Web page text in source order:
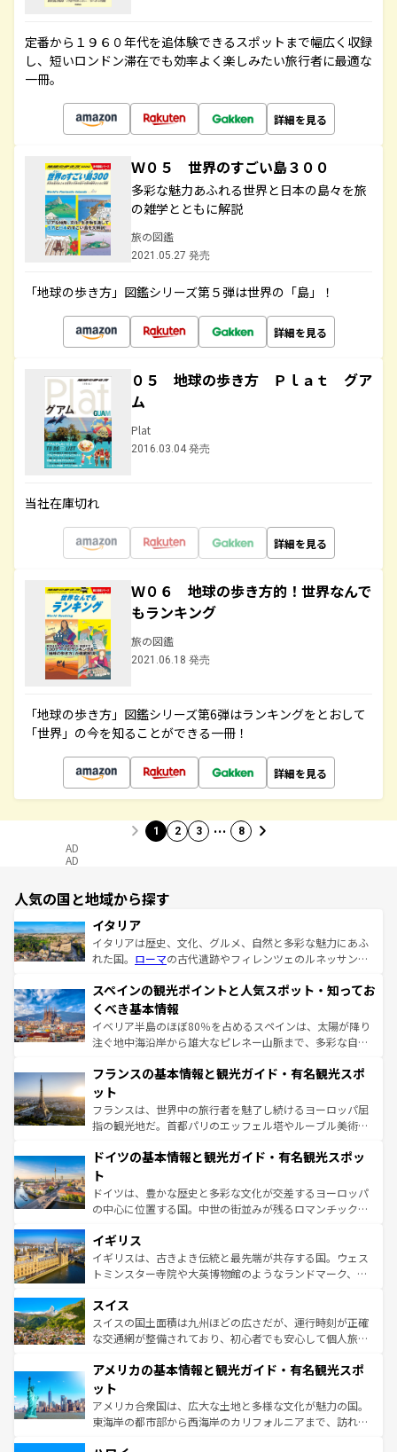
定番から１９６０年代を追体験できるスポットまで幅広く収録
し、短いロンドン滞在でも効率よく楽しみたい旅行者に最適な
一冊。
詳細を見る
Ｗ０５ 世界のすごい島３００
多彩な魅力あふれる世界と日本の島々を旅
の雑学とともに解説
旅の図鑑
2021.05.27 発売
「地球の歩き方」図鑑シリーズ第５弾は世界の「島」！
詳細を見る
０５ 地球の歩き方 Ｐｌａｔ グア
ム
Plat
2016.03.04 発売
当社在庫切れ
詳細を見る
Ｗ０６ 地球の歩き方的！世界なんで
もランキング
旅の図鑑
2021.06.18 発売
「地球の歩き方」図鑑シリーズ第6弾はランキングをとおして
「世界」の今を知ることができる一冊！
詳細を見る
1 2 3 … 8
AD
AD
人気の国と地域から探す
イタリア
イタリアは歴史、文化、グルメ、自然と多彩な魅力にあふ
れた国。 ローマの古代遺跡やフィレンツェのルネッサンス
ろん、トスカーナの美しい田園風景やアマルフィ海岸の絶
景など、自然景観も見逃せない。観光の合間には、本場の
ピザやパスタなど、絶品のイタリア料理を堪能することも
できる。朝目覚めてから夜眠るまで、すべての瞬間を楽し
なお、新着のイタリア情報はコンテンツ一覧を参照してほ
しい。
スペインの観光ポイントと人気スポット・知ってお
くべき基本情報
イベリア半島のほぼ80％を占めるスペインは、太陽が降り
注ぐ地中海沿岸から雄大なピレネー山脈まで、多彩な自然
文化が根付くこの国では、情熱的なフラメンコ、熱気あふ
れる闘牛、そして美味しいタパスが生活の一部となってい
る。首都マドリードの洗練された雰囲気や、バルセロナの
アートに溢れた街角から、地方では古代ローマ遺跡や中世
せる。地方によって風土や気候が異なるスペインはその個
ンテンツ一覧 を参照してほしい。
フランスの基本情報と観光ガイド・有名観光スポ
ット
フランスは、世界中の旅行者を魅了し続けるヨーロッパ屈
指の観光地だ。首都パリのエッフェル塔やルーブル美術館
で、幅広い魅力が詰まっている。華麗な宮殿、歴史的な大
聖堂、美しいビーチ、そして豊かな自然が、訪れる者を心
から魅了する。また、フランスは美食の国としても知ら
れ、フランス料理はユネスコ無形文化遺産にも登録されて
香り高いラベンダー畑など、多彩な楽しみ方が可能だ。さ
らに、パリ以外の地域にも魅力が溢れており、どの街角に
も豊かな歴史と文化が息づいている。パリ以外の個性あふ
を参照してほしい。
ドイツの基本情報と観光ガイド・有名観光スポッ
ト
ドイツは、豊かな歴史と多彩な文化が交差するヨーロッパ
の中心に位置する国。中世の街並みが残るロマンチック街
顔を持つこの国は、どこを歩いても飽きることがない。ベ
ルリンの文化的活気、バイエルン州のアルプスの絶景、そ
してライン川沿いのワイン畑といった風景は必見。ビール
は、お酒好きな人にはぜひ体験してほしい。 なお、新着の
ドイツ情報はコンテンツ一覧を参照してほしい。
イギリス
イギリスは、古きよき伝統と最先端が共存する国。ウェス
トミンスター寺院や大英博物館のようなランドマーク、歴
リアごとに異なる魅力がある。また、優雅なアフタヌーン
ティー、ビール好きにはたまらない英国パブ、サッカー観
戦など、本場だからこそできる体験も豊富。イギリスを旅
ンツ一覧を参照してほしい。
スイス
スイスの国土面積は九州ほどの広さだが、運行時刻が正確
な交通網が整備されており、初心者でも安心して個人旅行
の建物がそのまま残る町や、スイスならではのユニークな
博物館もあり、アルプス観光だけでなく町歩きも満喫する
ことができる。国民の所得が高いため物価も高いが、旅行
者向けの交通パス提供のサービスもあり、うまく活用すれ
アメリカの基本情報と観光ガイド・有名観光スポ
ット
アメリカ合衆国は、広大な土地と多様な文化が魅力の国。
東海岸の都市部から西海岸のカリフォルニアまで、訪れる